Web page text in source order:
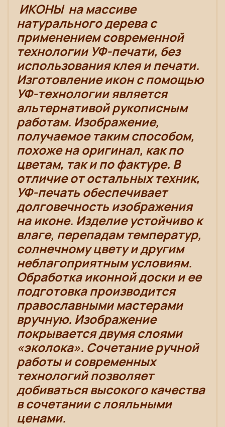
ИКОНЫ на массиве
натурального дерева с
применением современной
технологии УФ-печати, без
использования клея и печати.
Изготовление икон с помощью
УФ-технологии является
альтернативой рукописным
работам. Изображение,
получаемое таким способом,
похоже на оригинал, как по
цветам, так и по фактуре. В
отличие от остальных техник,
УФ-печать обеспечивает
долговечность изображения
на иконе. Изделие устойчиво к
влаге, перепадам температур,
солнечному цвету и другим
неблагоприятным условиям.
Обработка иконной доски и ее
подготовка производится
православными мастерами
вручную. Изображение
покрывается двумя слоями
«эколока». Сочетание ручной
работы и современных
технологий позволяет
добиваться высокого качества
в сочетании с лояльными
ценами.